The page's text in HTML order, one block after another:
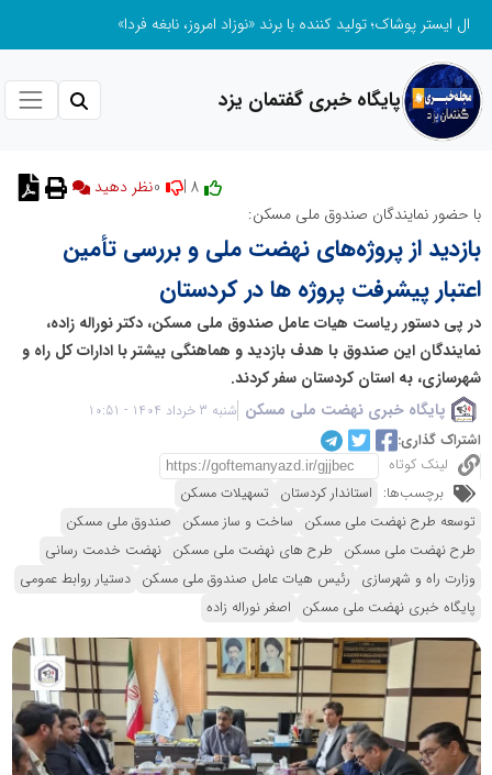
ال ایستر پوشاک؛ تولید کننده با برند «نوزاد امروز، نابغه فردا»
پایگاه خبری گفتمان یزد
نظر دهید
با حضور نمایندگان صندوق ملی مسکن:
بازدید از پروژه‌های نهضت ملی و بررسی تأمین
اعتبار پیشرفت پروژه ها در کردستان
در پی دستور ریاست هیات عامل صندوق ملی مسکن، دکتر نوراله زاده،
نمایندگان این صندوق با هدف بازدید و هماهنگی بیشتر با ادارات کل راه و
شهرسازی، به استان کردستان سفر کردند.
پایگاه خبری نهضت ملی مسکن شنبه 3 خرداد 1404 - 10:51
اشتراک گذاری:
لینک کوتاه
برچسب‌ها: استاندار کردستان تسهیلات مسکن
توسعه طرح نهضت ملی مسکن ساخت و ساز مسکن صندوق ملی مسکن
طرح نهضت ملی مسکن طرح های نهضت ملی مسکن نهضت خدمت رسانی
وزارت راه و شهرسازی رئیس هیات عامل صندوق ملی مسکن دستیار روابط عمومی
پایگاه خبری نهضت ملی مسکن اصغر نوراله زاده